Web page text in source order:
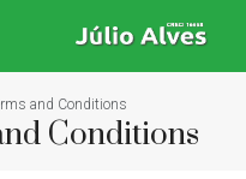
and Conditions
Conditions